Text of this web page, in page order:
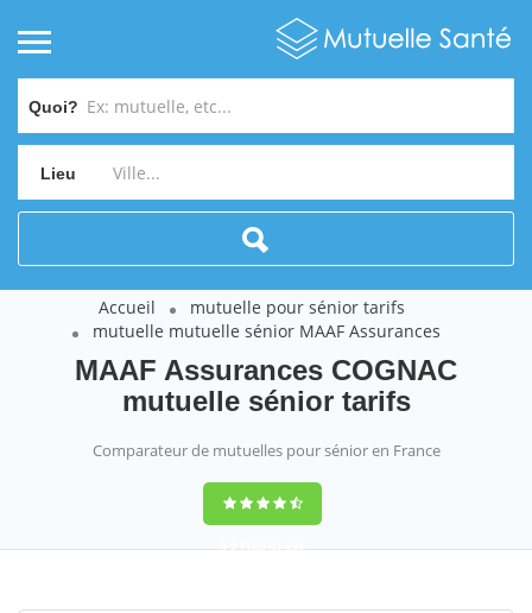
Quoi?
Lieu
Accueil
mutuelle pour sénior tarifs
mutuelle mutuelle sénior MAAF Assurances
MAAF Assurances COGNAC
mutuelle sénior tarifs
Comparateur de mutuelles pour sénior en France
9,2(100%)452